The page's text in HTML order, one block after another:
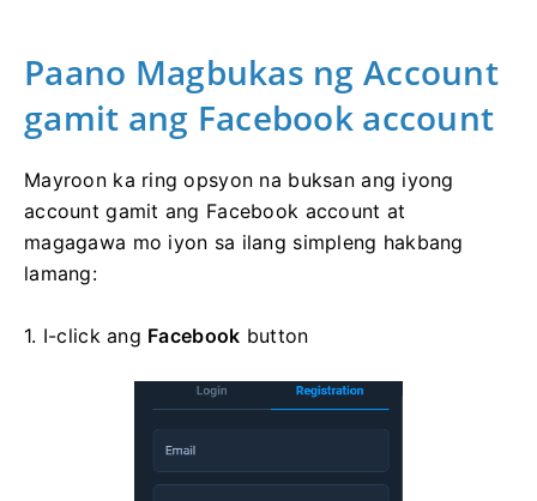
Paano Magbukas ng Account
gamit ang Facebook account
Mayroon ka ring opsyon na buksan ang iyong
account gamit ang Facebook account at
magagawa mo iyon sa ilang simpleng hakbang
lamang:
1. I-click ang Facebook button